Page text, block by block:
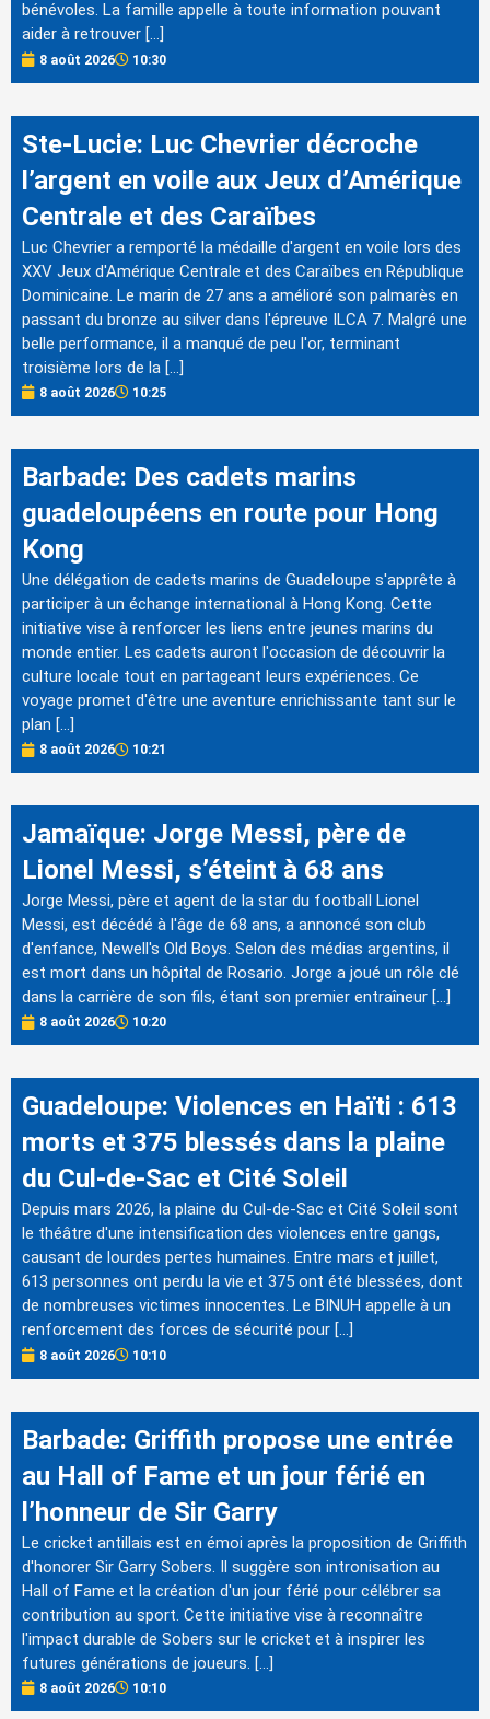
bénévoles. La famille appelle à toute information pouvant
aider à retrouver […]
8 août 2026 10:30
Ste-Lucie: Luc Chevrier décroche
l’argent en voile aux Jeux d’Amérique
Centrale et des Caraïbes
Luc Chevrier a remporté la médaille d'argent en voile lors des
XXV Jeux d'Amérique Centrale et des Caraïbes en République
Dominicaine. Le marin de 27 ans a amélioré son palmarès en
passant du bronze au silver dans l'épreuve ILCA 7. Malgré une
belle performance, il a manqué de peu l'or, terminant
troisième lors de la […]
8 août 2026 10:25
Barbade: Des cadets marins
guadeloupéens en route pour Hong
Kong
Une délégation de cadets marins de Guadeloupe s'apprête à
participer à un échange international à Hong Kong. Cette
initiative vise à renforcer les liens entre jeunes marins du
monde entier. Les cadets auront l'occasion de découvrir la
culture locale tout en partageant leurs expériences. Ce
voyage promet d'être une aventure enrichissante tant sur le
plan […]
8 août 2026 10:21
Jamaïque: Jorge Messi, père de
Lionel Messi, s’éteint à 68 ans
Jorge Messi, père et agent de la star du football Lionel
Messi, est décédé à l'âge de 68 ans, a annoncé son club
d'enfance, Newell's Old Boys. Selon des médias argentins, il
est mort dans un hôpital de Rosario. Jorge a joué un rôle clé
dans la carrière de son fils, étant son premier entraîneur […]
8 août 2026 10:20
Guadeloupe: Violences en Haïti : 613
morts et 375 blessés dans la plaine
du Cul-de-Sac et Cité Soleil
Depuis mars 2026, la plaine du Cul-de-Sac et Cité Soleil sont
le théâtre d'une intensification des violences entre gangs,
causant de lourdes pertes humaines. Entre mars et juillet,
613 personnes ont perdu la vie et 375 ont été blessées, dont
de nombreuses victimes innocentes. Le BINUH appelle à un
renforcement des forces de sécurité pour […]
8 août 2026 10:10
Barbade: Griffith propose une entrée
au Hall of Fame et un jour férié en
l’honneur de Sir Garry
Le cricket antillais est en émoi après la proposition de Griffith
d'honorer Sir Garry Sobers. Il suggère son intronisation au
Hall of Fame et la création d'un jour férié pour célébrer sa
contribution au sport. Cette initiative vise à reconnaître
l'impact durable de Sobers sur le cricket et à inspirer les
futures générations de joueurs. […]
8 août 2026 10:10